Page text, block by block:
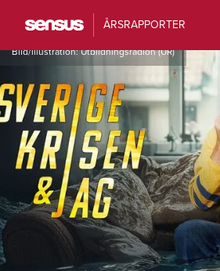
ÅRSRAPPORTER
Bild/illustration:Utbildningsradion (UR)